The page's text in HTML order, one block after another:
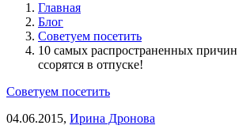
Главная
Блог
Советуем посетить
10 самых распространенных
ссорятся в отпуске!
Советуем посетить
04.06.2015, Ирина Дронова